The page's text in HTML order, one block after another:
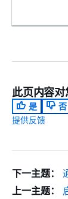
此页内容对
是
否
提供反馈
下一主题：
上一主题：